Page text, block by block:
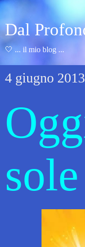
Dal
🤍 ... il mio blog ...
4 giugno 2013
sole